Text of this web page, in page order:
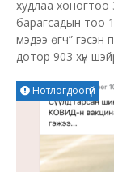
худлаа хоногтоо
барагсадын тоо
мэдээ өгч” гэсэн
дотор 903 хүн
Нотлогдоогүй